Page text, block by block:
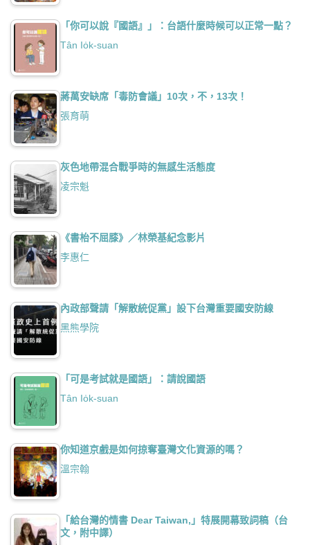
「你可以說『國語』」：台語什麼時候可以正常一點？
Tân Io̍k-suan
蔣萬安缺席「毒防會議」10次，不，13次！
張育萌
灰色地帶混合戰爭時的無感生活態度
凌宗魁
《書枱不屈膝》／林榮基紀念影片
李惠仁
內政部聲請「解散統促黨」設下台灣重要國安防線
黑熊學院
「可是考試就是國語」：請說國語
Tân Io̍k-suan
你知道京戲是如何掠奪臺灣文化資源的嗎？
溫宗翰
「給台灣的情書 Dear Taiwan,」特展開幕致詞稿（台
文，附中譯）